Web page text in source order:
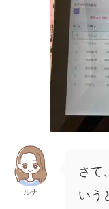
ルナ
さて
いう